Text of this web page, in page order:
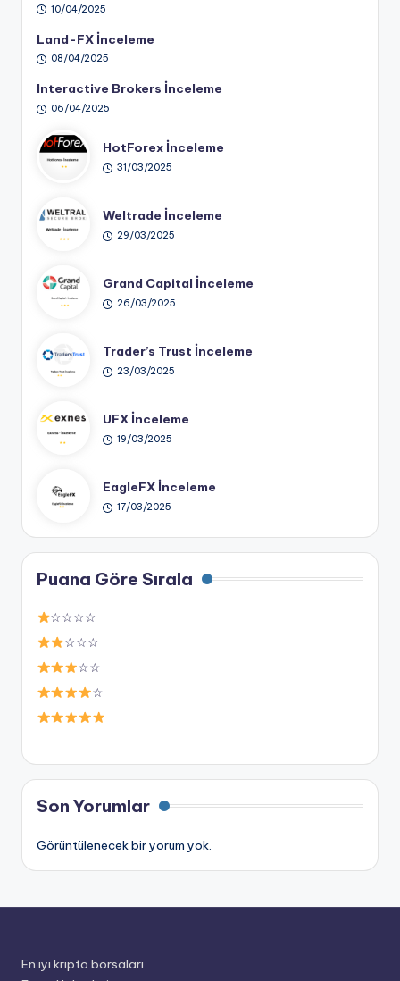
10/04/2025
Land-FX İnceleme
08/04/2025
Interactive Brokers İnceleme
06/04/2025
HotForex İnceleme
31/03/2025
Weltrade İnceleme
29/03/2025
Grand Capital İnceleme
26/03/2025
Trader’s Trust İnceleme
23/03/2025
UFX İnceleme
19/03/2025
EagleFX İnceleme
17/03/2025
Puana Göre Sırala
☆☆☆☆
☆☆☆
☆☆
☆
Son Yorumlar
Görüntülenecek bir yorum yok.
En iyi kripto borsaları